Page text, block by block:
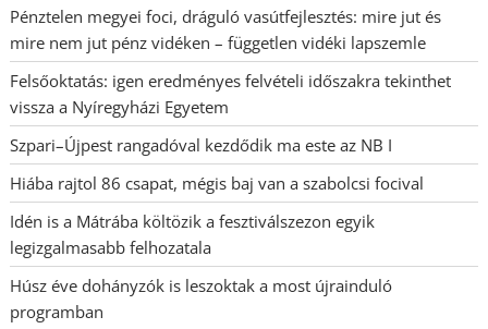
Pénztelen megyei foci, dráguló vasútfejlesztés: mire jut és
mire nem jut pénz vidéken – független vidéki lapszemle
Felsőoktatás: igen eredményes felvételi időszakra tekinthet
vissza a Nyíregyházi Egyetem
Szpari–Újpest rangadóval kezdődik ma este az NB I
Hiába rajtol 86 csapat, mégis baj van a szabolcsi focival
Idén is a Mátrába költözik a fesztiválszezon egyik
legizgalmasabb felhozatala
Húsz éve dohányzók is leszoktak a most újrainduló
programban